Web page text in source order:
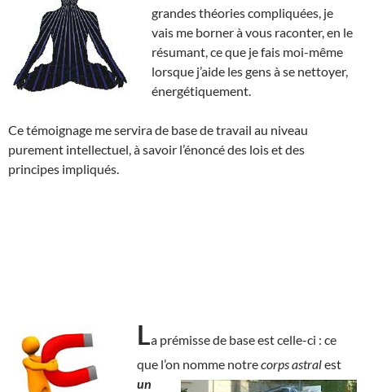
grandes théories compliquées, je
vais me borner à vous raconter, en le
résumant, ce que je fais moi-même
lorsque j’aide les gens à se nettoyer,
énergétiquement.
Ce témoignage me servira de base de travail au niveau
purement intellectuel, à savoir l’énoncé des lois et des
principes impliqués.
La prémisse de base est celle-ci : ce
que l’on nomme notrecorps astralest
un